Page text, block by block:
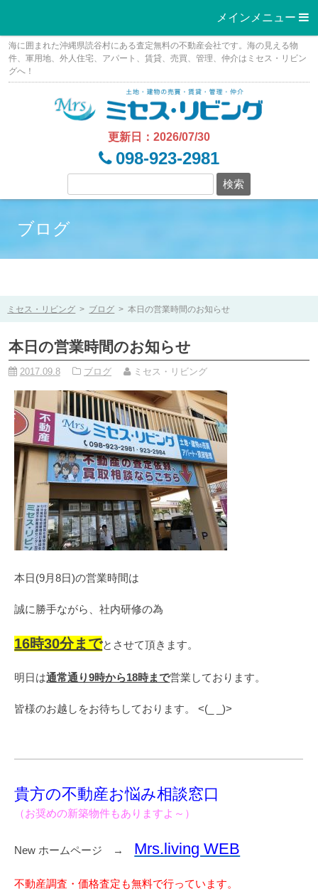
メインメニュー 
Skip
content
海に囲まれた沖縄県読谷村にある査定無料の不動産会社です。海の見える物
件、軍用地、外人住宅、アパート、賃貸、売買、管理、仲介はミセス・リビン
グへ！
更新日：2026/07/30
098-923-2981
ブログ
ミセス・リビング > ブログ > 本日の営業時間のお知らせ
本日の営業時間のお知らせ
2017.09.8 ブログ ミセス・リビング
本日(9月8日)の営業時間は
誠に勝手ながら、社内研修の為
16時30分までとさせて頂きます。
明日は通常通り9時から18時まで営業しております。
皆様のお越しをお待ちしております。 <(_ _)>
貴方の不動産お悩み相談窓口
（お奨めの新築物件もありますよ～）
New ホームページ → Mrs.living WEB
不動産調査・価格査定も無料で行っています。